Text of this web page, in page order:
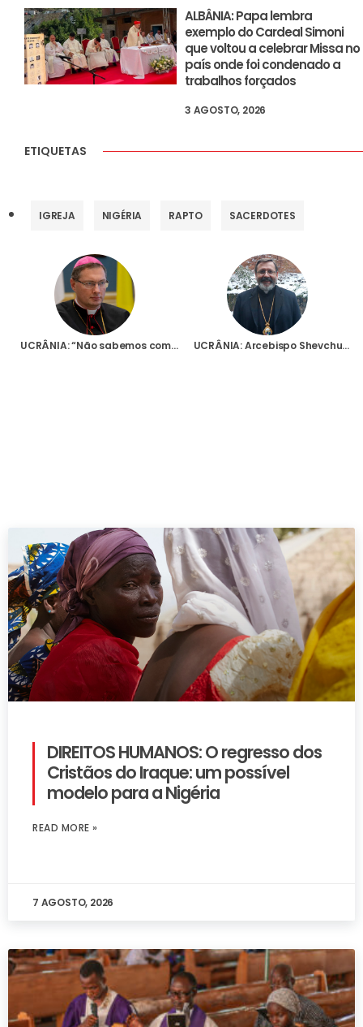
ALBÂNIA: Papa lembra
exemplo do Cardeal Simoni
que voltou a celebrar Missa no
país onde foi condenado a
trabalhos forçados
3 AGOSTO, 2026
ETIQUETAS
IGREJA NIGÉRIA RAPTO SACERDOTES
UCRÂNIA: “Não sabemos como vamos sobreviver ao Natal”, diz Núncio Apostólico em mensagem para a Fundação AIS UCRÂNIA: Arcebispo Shevchuk fala num Natal vivido “no meio do frio”, sem aquecimento, “mas com Deus”
DIREITOS HUMANOS: O regresso dos
Cristãos do Iraque: um possível
modelo para a Nigéria
READ MORE »
7 AGOSTO, 2026